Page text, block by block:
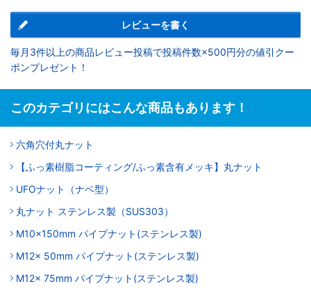
レビューを書く
毎月3件以上の商品レビュー投稿で投稿件数×500円分の値引クー
ポンプレゼント！
このカテゴリにはこんな商品もあります！
六角穴付丸ナット
【ふっ素樹脂コーティング/ふっ素含有メッキ】丸ナット
UFOナット（ナベ型）
丸ナット ステンレス製（SUS303）
M10x150mm パイプナット(ステンレス製)
M12x 50mm パイプナット(ステンレス製)
M12x 75mm パイプナット(ステンレス製)